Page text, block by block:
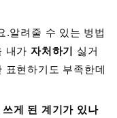
.알려줄 수 있는 벙법
내가 자처하기 싫거
표현하기도 부족한데
게 된 계기가 있나